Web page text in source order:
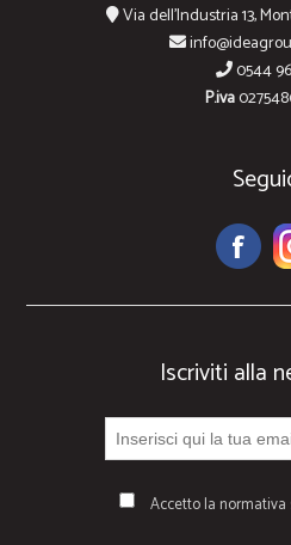
Via dell'Industria 13,
0544
P.iva
Iscriviti alla
Accetto la normativa